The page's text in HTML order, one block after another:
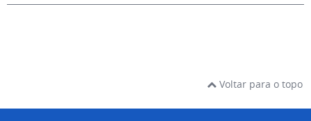
Voltar para o topo